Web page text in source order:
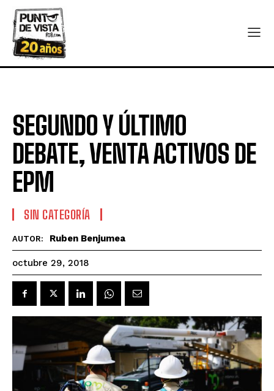
SEGUNDO Y ÚLTIMO
DEBATE, VENTA ACTIVOS DE
EPM
SIN CATEGORÍA
AUTOR: Ruben Benjumea
octubre 29, 2018